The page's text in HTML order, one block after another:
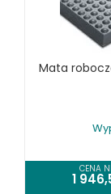
Mata
CENA
1